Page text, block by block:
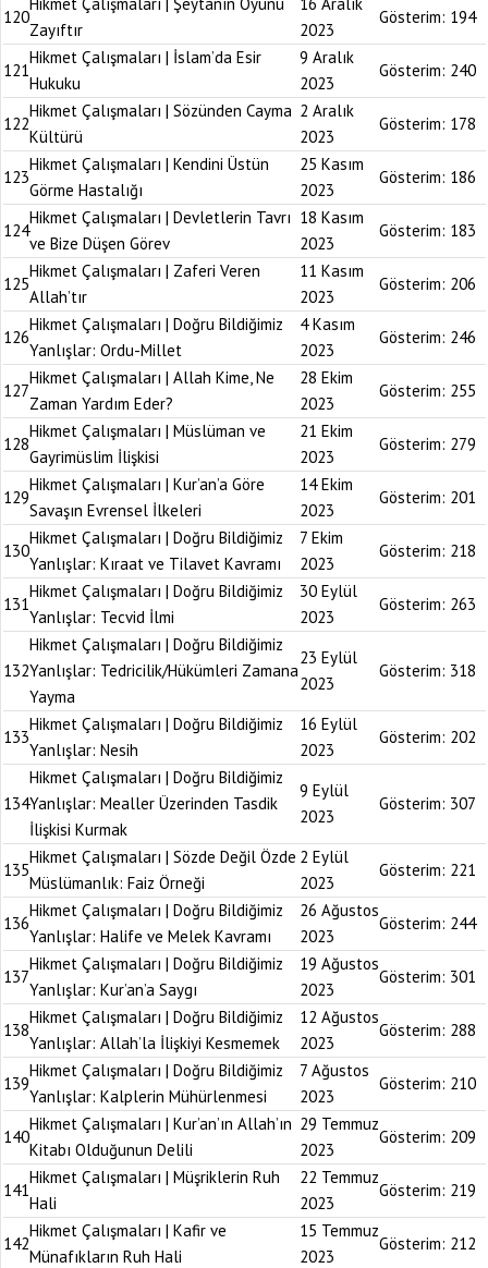
120
Zayıftır
2023
Gösterim: 194
121
Hikmet Çalışmaları | İslam’da Esir
Hukuku
9 Aralık
2023
Gösterim: 240
122
Hikmet Çalışmaları | Sözünden Cayma
Kültürü
2 Aralık
2023
Gösterim: 178
123
Hikmet Çalışmaları | Kendini Üstün
Görme Hastalığı
25 Kasım
2023
Gösterim: 186
124
Hikmet Çalışmaları | Devletlerin Tavrı
ve Bize Düşen Görev
18 Kasım
2023
Gösterim: 183
125
Hikmet Çalışmaları | Zaferi Veren
Allah’tır
11 Kasım
2023
Gösterim: 206
126
Hikmet Çalışmaları | Doğru Bildiğimiz
Yanlışlar: Ordu-Millet
4 Kasım
2023
Gösterim: 246
127
Hikmet Çalışmaları | Allah Kime, Ne
Zaman Yardım Eder?
28 Ekim
2023
Gösterim: 255
128
Hikmet Çalışmaları | Müslüman ve
Gayrimüslim İlişkisi
21 Ekim
2023
Gösterim: 279
129
Hikmet Çalışmaları | Kur’an’a Göre
Savaşın Evrensel İlkeleri
14 Ekim
2023
Gösterim: 201
130
Hikmet Çalışmaları | Doğru Bildiğimiz
Yanlışlar: Kıraat ve Tilavet Kavramı
7 Ekim
2023
Gösterim: 218
131
Hikmet Çalışmaları | Doğru Bildiğimiz
Yanlışlar: Tecvid İlmi
30 Eylül
2023
Gösterim: 263
132
Hikmet Çalışmaları | Doğru Bildiğimiz
Yanlışlar: Tedricilik/Hükümleri Zamana
Yayma
23 Eylül
2023
Gösterim: 318
133
Hikmet Çalışmaları | Doğru Bildiğimiz
Yanlışlar: Nesih
16 Eylül
2023
Gösterim: 202
134
Hikmet Çalışmaları | Doğru Bildiğimiz
Yanlışlar: Mealler Üzerinden Tasdik
İlişkisi Kurmak
9 Eylül
2023
Gösterim: 307
135
Hikmet Çalışmaları | Sözde Değil Özde
Müslümanlık: Faiz Örneği
2 Eylül
2023
Gösterim: 221
136
Hikmet Çalışmaları | Doğru Bildiğimiz
Yanlışlar: Halife ve Melek Kavramı
26 Ağustos
2023
Gösterim: 244
137
Hikmet Çalışmaları | Doğru Bildiğimiz
Yanlışlar: Kur’an’a Saygı
19 Ağustos
2023
Gösterim: 301
138
Hikmet Çalışmaları | Doğru Bildiğimiz
Yanlışlar: Allah’la İlişkiyi Kesmemek
12 Ağustos
2023
Gösterim: 288
139
Hikmet Çalışmaları | Doğru Bildiğimiz
Yanlışlar: Kalplerin Mühürlenmesi
7 Ağustos
2023
Gösterim: 210
140
Hikmet Çalışmaları | Kur’an’ın Allah’ın
Kitabı Olduğunun Delili
29 Temmuz
2023
Gösterim: 209
141
Hikmet Çalışmaları | Müşriklerin Ruh
Hali
22 Temmuz
2023
Gösterim: 219
142
Hikmet Çalışmaları | Kafir ve
Münafıkların Ruh Hali
15 Temmuz
2023
Gösterim: 212